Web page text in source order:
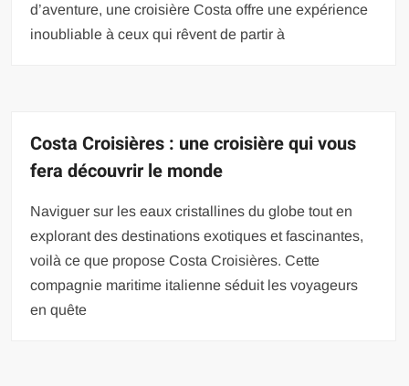
d’aventure, une croisière Costa offre une expérience
inoubliable à ceux qui rêvent de partir à
Costa Croisières : une croisière qui vous
fera découvrir le monde
Naviguer sur les eaux cristallines du globe tout en
explorant des destinations exotiques et fascinantes,
voilà ce que propose Costa Croisières. Cette
compagnie maritime italienne séduit les voyageurs
en quête